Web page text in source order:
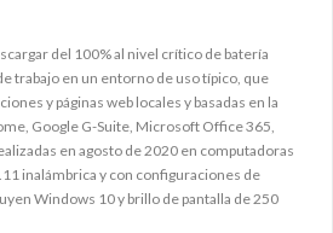
del 100% al nivel crítico de batería
trabajo en un entorno de uso típico, que
y páginas web locales y basadas en la
Google G-Suite, Microsoft Office 365,
en agosto de 2020 en computadoras
inalámbrica y con configuraciones de
Windows 10 y brillo de pantalla de 250